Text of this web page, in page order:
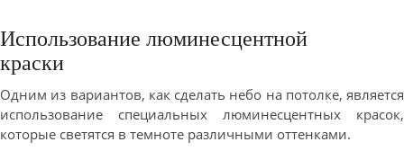
Использование люминесцентной
краски
Одним из вариантов, как сделать небо на потолке, является
использование специальных люминесцентных красок,
которые светятся в темноте различными оттенками.